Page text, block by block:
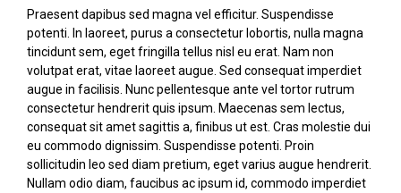
Praesent dapibus sed magna vel efficitur. Suspendisse
potenti. In laoreet, purus a consectetur lobortis, nulla magna
tincidunt sem, eget fringilla tellus nisl eu erat. Nam non
volutpat erat, vitae laoreet augue. Sed consequat imperdiet
augue in facilisis. Nunc pellentesque ante vel tortor rutrum
consectetur hendrerit quis ipsum. Maecenas sem lectus,
consequat sit amet sagittis a, finibus ut est. Cras molestie dui
eu commodo dignissim. Suspendisse potenti. Proin
sollicitudin leo sed diam pretium, eget varius augue hendrerit.
Nullam odio diam, faucibus ac ipsum id, commodo imperdiet